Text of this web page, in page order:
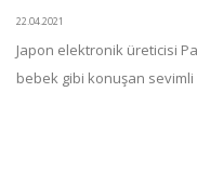
22.04.2021
Japon elektronik üreticisi
bebek gibi konuşan sevimli